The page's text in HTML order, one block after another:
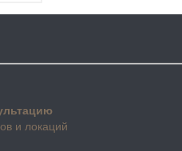
и локаций